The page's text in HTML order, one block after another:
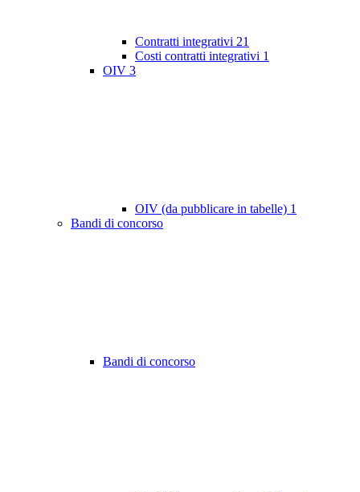
Contratti integrativi 21
Costi contratti integrativi 1
OIV 3
OIV (da pubblicare in tabelle) 1
Bandi di concorso
Bandi di concorso